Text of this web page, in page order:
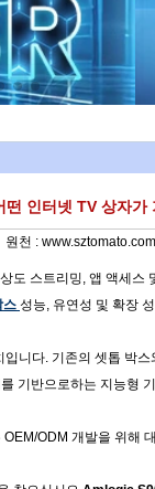
떤 인터넷 TV 상자가
원천 : www.sztomato.com
도 스트리밍, 앱 액세스
스 성능, 유연성 및 확장
니다. 기존의 셋톱 박
기반으로하는 지능형
OEM/ODM 개발을 위해